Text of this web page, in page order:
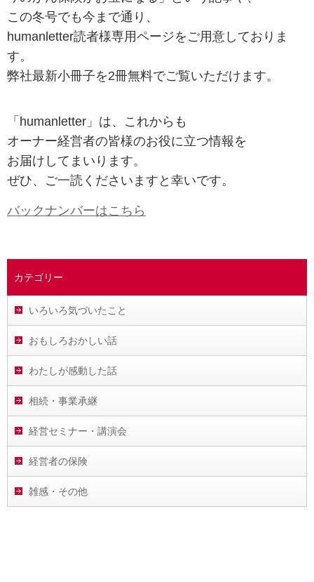
カテゴリー
いろいろ気づいたこと
おもしろおかしい話
わたしが感動した話
相続・事業承継
経営セミナー・講演会
経営者の保険
雑感・その他
この冬号でも今まで通り、
humanletter読者様専用ページをご用意しておりま
す。
弊社最新小冊子を2冊無料でご覧いただけます。
「humanletter」は、これからも
オーナー経営者の皆様のお役に立つ情報を
お届けしてまいります。
ぜひ、ご一読くださいますと幸いです。
バックナンバーはこちら